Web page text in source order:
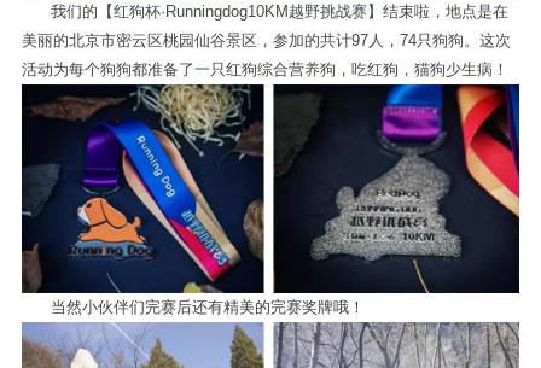
我们的【红狗杯·Runningdog10KM越野挑战赛】结束啦，地点是在
美丽的北京市密云区桃园仙谷景区，参加的共计97人，74只狗狗。这次
活动为每个狗狗都准备了一只红狗综合营养狗，吃红狗，猫狗少生病！
当然小伙伴们完赛后还有精美的完赛奖牌哦！